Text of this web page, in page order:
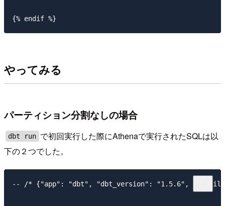
やってみる
パーティション分割なしの場合
dbt run で初回実行した際にAthenaで実行されたSQLは以
下の２つでした。
-- /* {"app": "dbt", "dbt_version": "1.5.6",